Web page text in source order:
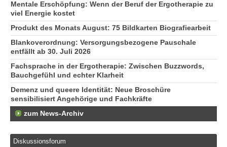
Mentale Erschöpfung: Wenn der Beruf der Ergotherapie zu
viel Energie kostet
Produkt des Monats August: 75 Bildkarten Biografiearbeit
Blankoverordnung: Versorgungsbezogene Pauschale
entfällt ab 30. Juli 2026
Fachsprache in der Ergotherapie: Zwischen Buzzwords,
Bauchgefühl und echter Klarheit
Demenz und queere Identität: Neue Broschüre
sensibilisiert Angehörige und Fachkräfte
zum News-Archiv
Diskussionsforum